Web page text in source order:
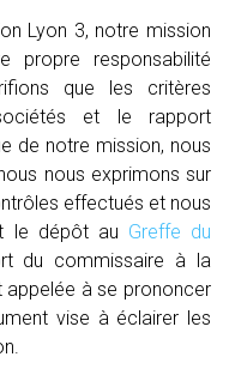
Lyon 3, notre mission
propre responsabilité
que les critères
et le rapport
de notre mission, nous
nous exprimons sur
effectués et nous
le dépôt au Greffe du
du commissaire à la
appelée à se prononcer
vise à éclairer les